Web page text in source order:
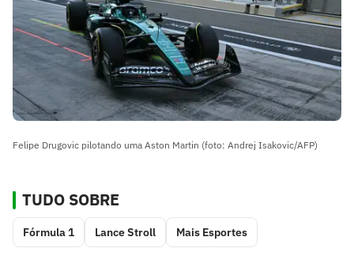
Felipe Drugovic pilotando uma Aston Martin (foto: Andrej Isakovic/AFP)
TUDO SOBRE
Fórmula 1 Lance Stroll Mais Esportes